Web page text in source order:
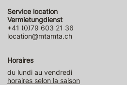
Service location
Vermietungdienst
+41 (0)79 603 21 36
location@mtamta.ch
Horaires
du lundi au vendredi
horaires selon la saison